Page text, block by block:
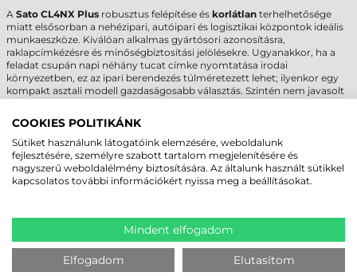
A Sato CL4NX Plus robusztus felépítése és korlátlan terhelhetősége
miatt elsősorban a nehézipari, autóipari és logisztikai központok ideális
munkaeszköze. Kiválóan alkalmas gyártósori azonosításra,
raklapcímkézésre és minőségbiztosítási jelölésekre. Ugyanakkor, ha a
feladat csupán napi néhány tucat címke nyomtatása irodai
környezetben, ez az ipari berendezés túlméretezett lehet; ilyenkor egy
kompakt asztali modell gazdaságosabb választás. Szintén nem javasolt
tartósan magas hőnek vagy közvetlen napsugárzásnak van kitéve, mert
a nyomat idővel olvashatatlanná válik.
SATO CL4NX PLUS (WWCLP210ZWANEU)
ETIKETT NYOMTATÓ - CSOMAG
Sato CL4NX Plus (TT) címkenyomtató, 305 dpi, USB 2.0 type B, USB 2.0
type A, RS232, LPT, LAN, Bluetooth 3.0, NFC + WiFi 802.11 a/b/g/n Dual
band (2,4 Ghz, 5 Ghz), Vágó (Guillotine)
Fontos figyelembe venni, hogy egy adott gyártó modelljéhez többféle
COOKIES POLITIKÁNK
Sütiket használunk látogatóink elemzésére, weboldalunk
fejlesztésére, személyre szabott tartalom megjelenítésére és
nagyszerű weboldalélmény biztosítására. Az általunk használt sütikkel
kapcsolatos további információkért nyissa meg a beállításokat.
Mindent elfogadom
Elfogadom Elutasítom